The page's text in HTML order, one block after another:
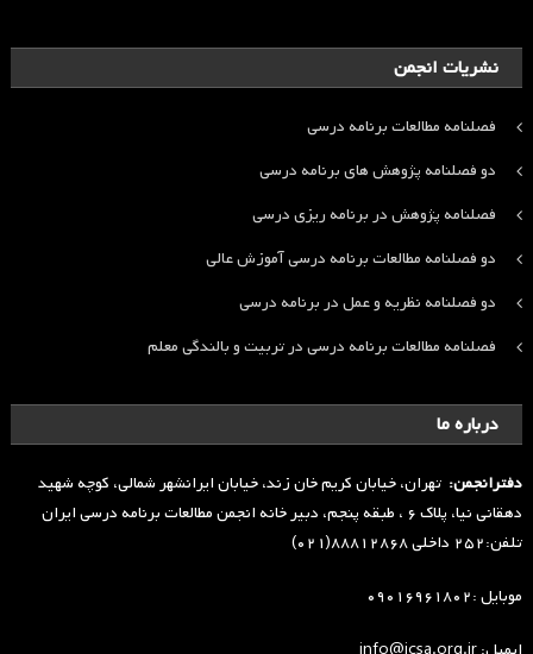
نشریات انجمن
فصلنامه مطالعات برنامه درسی
دو فصلنامه پژوهش های برنامه درسی
فصلنامه پژوهش در برنامه ریزی درسی
دو فصلنامه مطالعات برنامه درسی آموزش عالی
دو فصلنامه نظریه و عمل در برنامه درسی
فصلنامه مطالعات برنامه درسی در تربیت و بالندگی معلم
درباره ما
دفترانجمن: تهران، خیابان کریم خان زند، خیابان ایرانشهر شمالی، کوچه شهید
دهقانی نیا، پلاک ۶ ، طبقه پنجم، دبیر خانه انجمن مطالعات برنامه درسی ایران
تلفن:۲۵۲ داخلی ۸۸۸۱۲۸۶۸(۰۲۱)
موبایل :۰۹۰۱۶۹۶۱۸۰۲